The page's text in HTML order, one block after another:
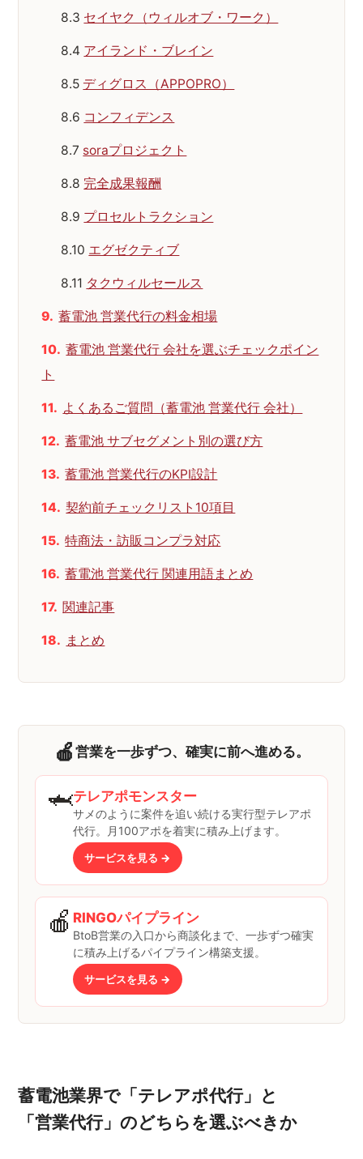
セイヤク（ウィルオブ・ワーク）
アイランド・ブレイン
ディグロス（APPOPRO）
コンフィデンス
soraプロジェクト
完全成果報酬
プロセルトラクション
エグゼクティブ
タクウィルセールス
蓄電池 営業代行の料金相場
蓄電池 営業代行 会社を選ぶチェックポイン
ト
よくあるご質問（蓄電池 営業代行 会社）
蓄電池 サブセグメント別の選び方
蓄電池 営業代行のKPI設計
契約前チェックリスト10項目
特商法・訪販コンプラ対応
蓄電池 営業代行 関連用語まとめ
関連記事
まとめ
🍎 営業を一歩ずつ、確実に前へ進める。
🦈テレアポモンスター
サメのように案件を追い続ける実行型テレアポ
代行。月100アポを着実に積み上げます。
サービスを見る →
🍎 RINGOパイプライン
BtoB営業の入口から商談化まで、一歩ずつ確実
に積み上げるパイプライン構築支援。
サービスを見る →
蓄電池業界で「テレアポ代行」と
「営業代行」のどちらを選ぶべきか